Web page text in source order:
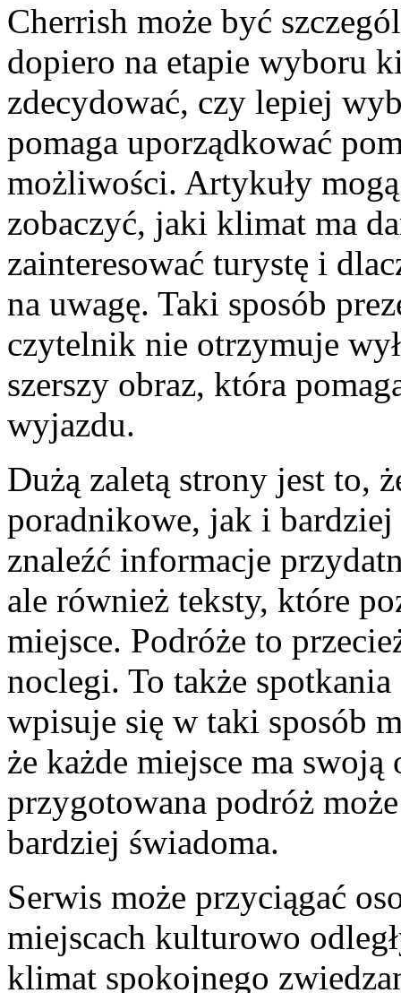
Cherrish może być
dopiero na etapie wyboru
zdecydować, czy lepiej
pomaga uporządkować
możliwości. Artykuły
zobaczyć, jaki klimat ma
zainteresować turystę i
na uwagę. Taki sposób
czytelnik nie otrzymuje
szerszy obraz, która
wyjazdu.
Dużą zaletą strony jest to,
poradnikowe, jak i
znaleźć informacje
ale również teksty, które
miejsce. Podróże to
noclegi. To także
wpisuje się w taki sposób
że każde miejsce ma swoją
przygotowana podróż
bardziej świadoma.
Serwis może przyciągać
miejscach kulturowo
klimat spokojnego